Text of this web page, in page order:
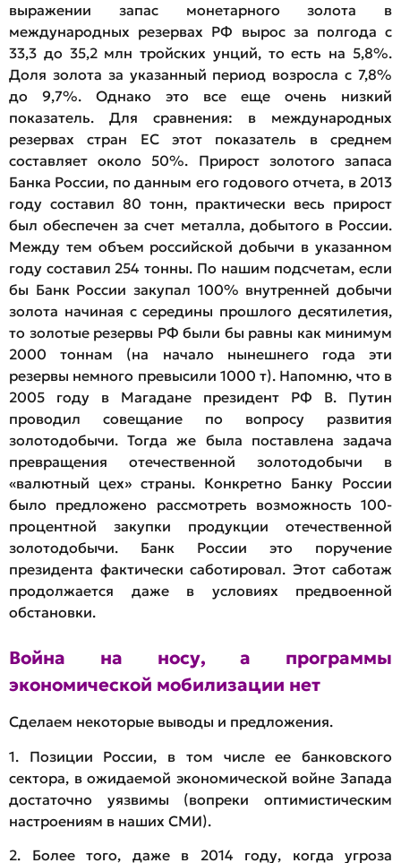
выражении запас монетарного золота в
международных резервах РФ вырос за полгода с
33,3 до 35,2 млн тройских унций, то есть на 5,8%.
Доля золота за указанный период возросла с 7,8%
до 9,7%. Однако это все еще очень низкий
показатель. Для сравнения: в международных
резервах стран ЕС этот показатель в среднем
составляет около 50%. Прирост золотого запаса
Банка России, по данным его годового отчета, в 2013
году составил 80 тонн, практически весь прирост
был обеспечен за счет металла, добытого в России.
Между тем объем российской добычи в указанном
году составил 254 тонны. По нашим подсчетам, если
бы Банк России закупал 100% внутренней добычи
золота начиная с середины прошлого десятилетия,
то золотые резервы РФ были бы равны как минимум
2000 тоннам (на начало нынешнего года эти
резервы немного превысили 1000 т). Напомню, что в
2005 году в Магадане президент РФ В. Путин
проводил совещание по вопросу развития
золотодобычи. Тогда же была поставлена задача
превращения отечественной золотодобычи в
«валютный цех» страны. Конкретно Банку России
было предложено рассмотреть возможность 100-
процентной закупки продукции отечественной
золотодобычи. Банк России это поручение
президента фактически саботировал. Этот саботаж
продолжается даже в условиях предвоенной
обстановки.
Война на носу, а программы
экономической мобилизации нет
Сделаем некоторые выводы и предложения.
1. Позиции России, в том числе ее банковского
сектора, в ожидаемой экономической войне Запада
достаточно уязвимы (вопреки оптимистическим
настроениям в наших СМИ).
2. Более того, даже в 2014 году, когда угроза